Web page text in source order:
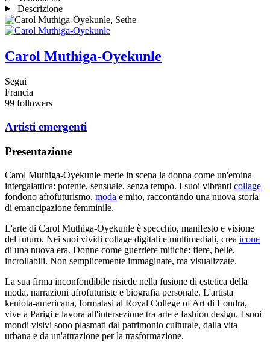
Descrizione
Carol Muthiga-Oyekunle
Segui
Francia
99 followers
Artisti emergenti
Presentazione
Carol Muthiga-Oyekunle mette in scena la donna come un'eroina
intergalattica: potente, sensuale, senza tempo. I suoi vibranti collage
fondono afrofuturismo, moda e mito, raccontando una nuova storia
di emancipazione femminile.
L'arte di Carol Muthiga-Oyekunle è specchio, manifesto e visione
del futuro. Nei suoi vividi collage digitali e multimediali, crea icone
di una nuova era. Donne come guerriere mitiche: fiere, belle,
incrollabili. Non semplicemente immaginate, ma visualizzate.
La sua firma inconfondibile risiede nella fusione di estetica della
moda, narrazioni afrofuturiste e biografia personale. L'artista
keniota-americana, formatasi al Royal College of Art di Londra,
vive a Parigi e lavora all'intersezione tra arte e fashion design. I suoi
mondi visivi sono plasmati dal patrimonio culturale, dalla vita
urbana e da un'attrazione per la trasformazione.